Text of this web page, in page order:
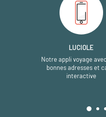
LUCIOLE
Notre appli voyage
bonnes adresses et
interactive